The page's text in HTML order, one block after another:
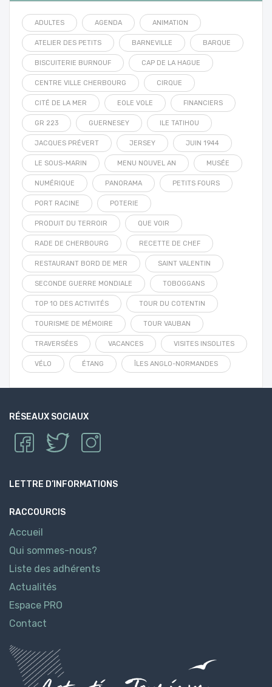
ADULTES AGENDA ANIMATION
ATELIER DES PETITS BARNEVILLE BARQUE
BISCUITERIE BURNOUF CAP DE LA HAGUE
CENTRE VILLE CHERBOURG CIRQUE
CITÉ DE LA MER EOLE VOLE FINANCIERS
GR 223 GUERNESEY ILE TATIHOU
JACQUES PRÉVERT JERSEY JUIN 1944
LE SOUS-MARIN MENU NOUVEL AN MUSÉE
NUMÉRIQUE PANORAMA PETITS FOURS
PORT RACINE POTERIE
PRODUIT DU TERROIR QUE VOIR
RADE DE CHERBOURG RECETTE DE CHEF
RESTAURANT BORD DE MER SAINT VALENTIN
SECONDE GUERRE MONDIALE TOBOGGANS
TOP 10 DES ACTIVITÉS TOUR DU COTENTIN
TOURISME DE MÉMOIRE TOUR VAUBAN
TRAVERSÉES VACANCES VISITES INSOLITES
VÉLO ÉTANG ÎLES ANGLO-NORMANDES
RÉSEAUX SOCIAUX
LETTRE D’INFORMATIONS
RACCOURCIS
Accueil
Qui sommes-nous?
Liste des adhérents
Actualités
Espace PRO
Contact